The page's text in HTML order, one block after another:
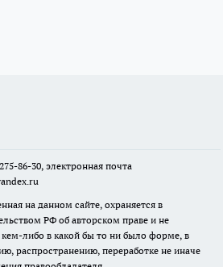
86-30, электронная почта
на данном сайте, охраняется в
РФ об авторском праве и не
либо в какой бы то ни было форме, в
распространению, переработке не иначе